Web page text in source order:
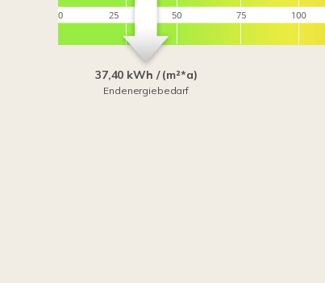
37,40 kWh / (m²*a)
Endenergiebedarf